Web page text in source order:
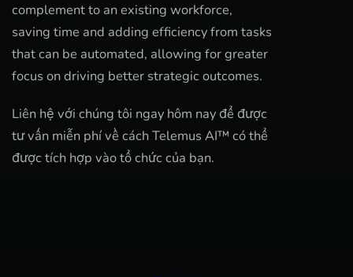
complement to an existing workforce,
saving time and adding efficiency from tasks
that can be automated, allowing for greater
focus on driving better strategic outcomes.
Liên hệ với chúng tôi ngay hôm nay để được
tư vấn miễn phí về cách Telemus AI™ có thể
được tích hợp vào tổ chức của bạn.